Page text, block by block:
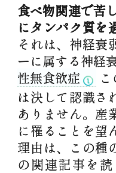
食べ物関連で苦
にタンパク質を
それは、神経衰
ーに属する神経
性無食欲症
は決して認識さ
ありません。産
に罹ることを望
理由は、この種
の関連記事を